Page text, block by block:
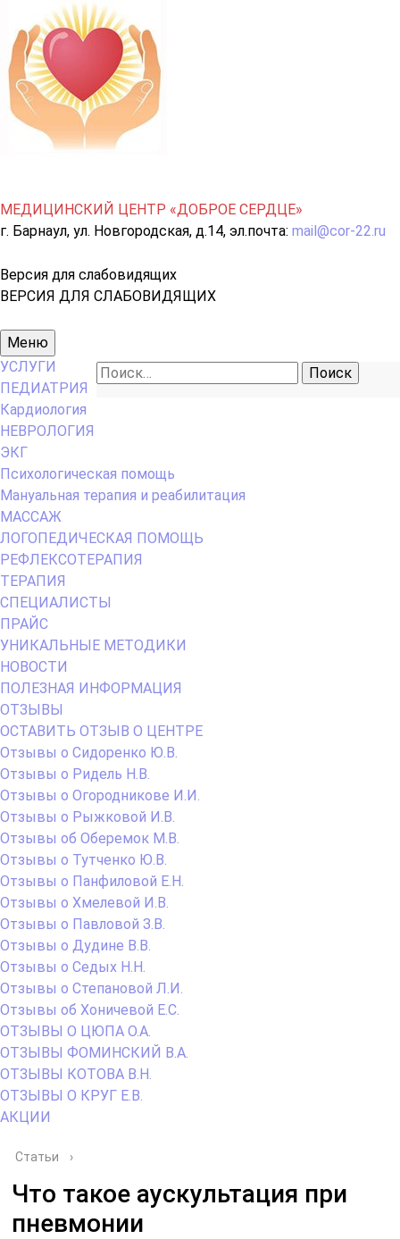
МЕДИЦИНСКИЙ ЦЕНТР «ДОБРОЕ СЕРДЦЕ»
г. Барнаул, ул. Новгородская, д.14, эл.почта: mail@cor-22.ru
Версия для слабовидящих
ВЕРСИЯ ДЛЯ СЛАБОВИДЯЩИХ
Основное
меню
Меню
Найти:
УСЛУГИ
ПЕДИАТРИЯ
Кардиология
НЕВРОЛОГИЯ
ЭКГ
Психологическая помощь
Мануальная терапия и реабилитация
МАССАЖ
ЛОГОПЕДИЧЕСКАЯ ПОМОЩЬ
РЕФЛЕКСОТЕРАПИЯ
ТЕРАПИЯ
СПЕЦИАЛИСТЫ
ПРАЙС
УНИКАЛЬНЫЕ МЕТОДИКИ
НОВОСТИ
ПОЛЕЗНАЯ ИНФОРМАЦИЯ
ОТЗЫВЫ
ОСТАВИТЬ ОТЗЫВ О ЦЕНТРЕ
Отзывы о Сидоренко Ю.В.
Отзывы о Ридель Н.В.
Отзывы о Огородникове И.И.
Отзывы о Рыжковой И.В.
Отзывы об Оберемок М.В.
Отзывы о Тутченко Ю.В.
Отзывы о Панфиловой Е.Н.
Отзывы о Хмелевой И.В.
Отзывы о Павловой З.В.
Отзывы о Дудине В.В.
Отзывы о Седых Н.Н.
Отзывы о Степановой Л.И.
Отзывы об Хоничевой Е.С.
ОТЗЫВЫ О ЦЮПА О.А.
ОТЗЫВЫ ФОМИНСКИЙ В.А.
ОТЗЫВЫ КОТОВА В.Н.
ОТЗЫВЫ О КРУГ Е.В.
АКЦИИ
Статьи ›
Что такое аускультация при
пневмонии